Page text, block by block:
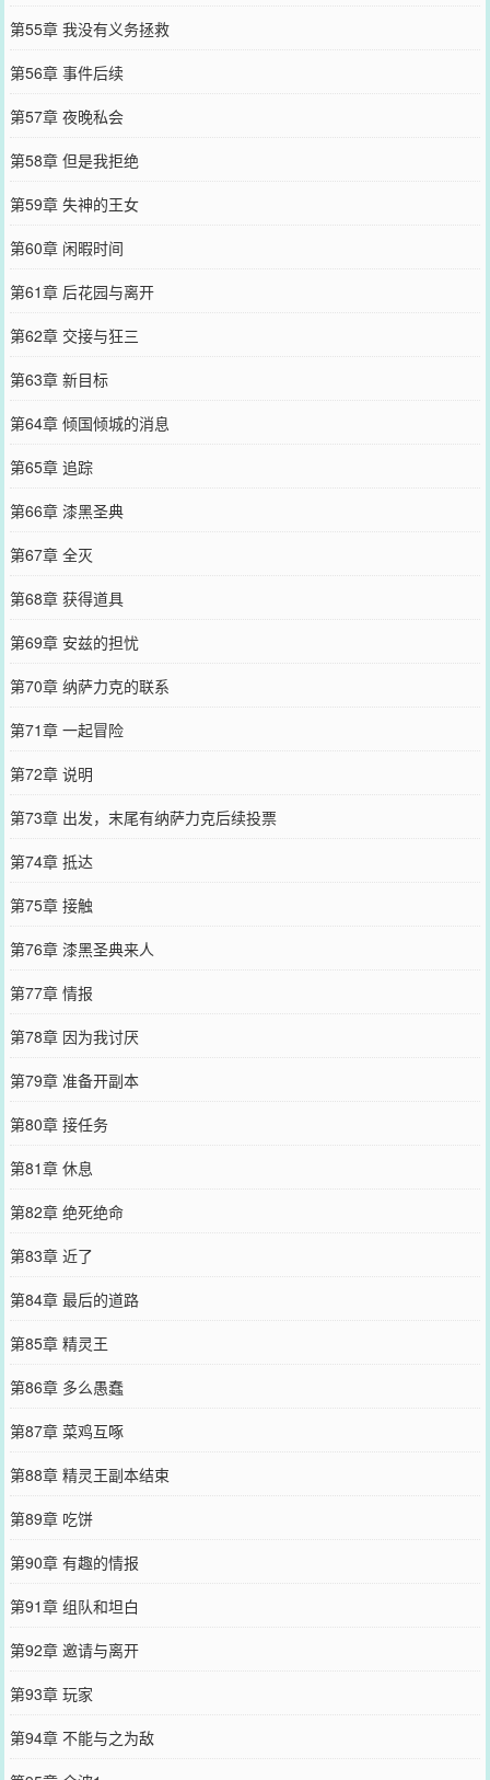
第55章 我没有义务拯救
第56章 事件后续
第57章 夜晚私会
第58章 但是我拒绝
第59章 失神的王女
第60章 闲暇时间
第61章 后花园与离开
第62章 交接与狂三
第63章 新目标
第64章 倾国倾城的消息
第65章 追踪
第66章 漆黑圣典
第67章 全灭
第68章 获得道具
第69章 安兹的担忧
第70章 纳萨力克的联系
第71章 一起冒险
第72章 说明
第73章 出发，末尾有纳萨力克后续投票
第74章 抵达
第75章 接触
第76章 漆黑圣典来人
第77章 情报
第78章 因为我讨厌
第79章 准备开副本
第80章 接任务
第81章 休息
第82章 绝死绝命
第83章 近了
第84章 最后的道路
第85章 精灵王
第86章 多么愚蠢
第87章 菜鸡互啄
第88章 精灵王副本结束
第89章 吃饼
第90章 有趣的情报
第91章 组队和坦白
第92章 邀请与离开
第93章 玩家
第94章 不能与之为敌